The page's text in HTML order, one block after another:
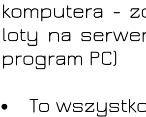
komputera -
loty na
program PC)
To